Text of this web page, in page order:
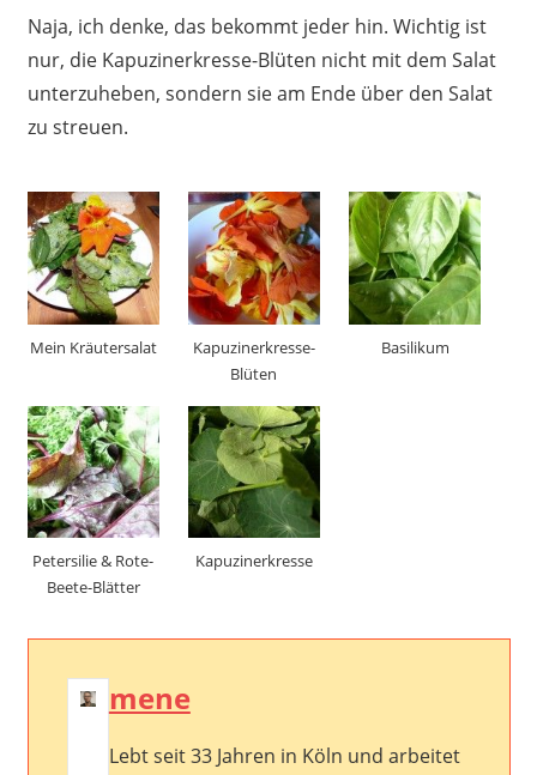
Naja, ich denke, das bekommt jeder hin. Wichtig ist
nur, die Kapuzinerkresse-Blüten nicht mit dem Salat
unterzuheben, sondern sie am Ende über den Salat
zu streuen.
Mein Kräutersalat
Kapuzinerkresse-
Blüten
Basilikum
Petersilie & Rote-
Beete-Blätter
Kapuzinerkresse
mene
Lebt seit 33 Jahren in Köln und arbeitet